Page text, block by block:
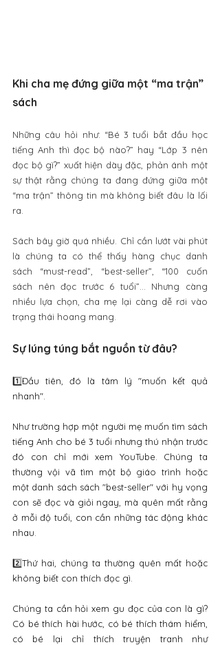
Khi cha mẹ đứng giữa một “ma trận”
sách
Những câu hỏi như: “Bé 3 tuổi bắt đầu học
tiếng Anh thì đọc bộ nào?” hay “Lớp 3 nên
đọc bộ gì?” xuất hiện dày đặc, phản ánh một
sự thật rằng chúng ta đang đứng giữa một
“ma trận” thông tin mà không biết đâu là lối
ra.
Sách bây giờ quá nhiều. Chỉ cần lướt vài phút
là chúng ta có thể thấy hàng chục danh
sách “must-read”, “best-seller”, “100 cuốn
sách nên đọc trước 6 tuổi”… Nhưng càng
nhiều lựa chọn, cha mẹ lại càng dễ rơi vào
trạng thái hoang mang.
Sự lúng túng bắt nguồn từ đâu?
1️⃣Đầu tiên, đó là tâm lý "muốn kết quả
nhanh".
Như trường hợp một người mẹ muốn tìm sách
tiếng Anh cho bé 3 tuổi nhưng thú nhận trước
đó con chỉ mới xem YouTube. Chúng ta
thường vội vã tìm một bộ giáo trình hoặc
một danh sách sách "best-seller" với hy vọng
con sẽ đọc và giỏi ngay, mà quên mất rằng
ở mỗi độ tuổi, con cần những tác động khác
nhau.
2️⃣Thứ hai, chúng ta thường quên mất hoặc
không biết con thích đọc gì.
Chúng ta cần hỏi xem gu đọc của con là gì?
Có bé thích hài hước, có bé thích thám hiểm,
có bé lại chỉ thích truyện tranh như